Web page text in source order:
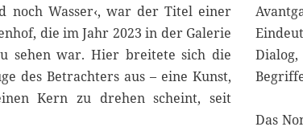
M
r
z
2
5
noch Wasser‹, war der Titel einer
die im Jahr 2023 in der Galerie
sehen war. Hier breitete sich die
des Betrachters aus – eine Kunst,
Kern zu drehen scheint, seit
Das